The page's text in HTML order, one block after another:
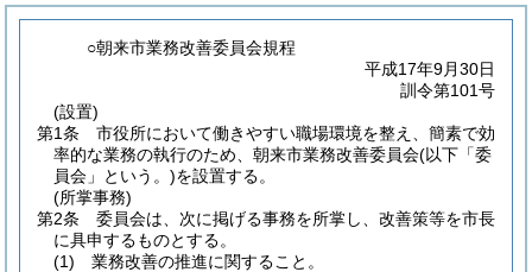
○朝来市業務改善委員会規程
平成17年9月30日
訓令第101号
(設置)
第1条
市役所において働きやすい職場環境を整え、簡素で効
率的な業務の執行のため、朝来市業務改善委員会(以下「委
員会」という。)を設置する。
(所掌事務)
第2条
委員会は、次に掲げる事務を所掌し、改善策等を市長
に具申するものとする。
(1)
業務改善の推進に関すること。